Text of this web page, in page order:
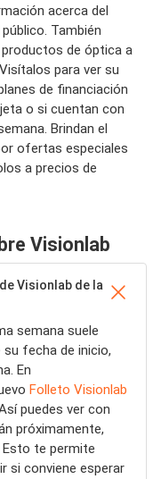
acerca del
También
productos de óptica a
para ver su
de financiación
o si cuentan con
Brindan el
ofertas especiales
a precios de
Visionlab
Visionlab de la
semana suele
fecha de inicio,
En
Folleto Visionlab
puedes ver con
próximamente,
te permite
si conviene esperar